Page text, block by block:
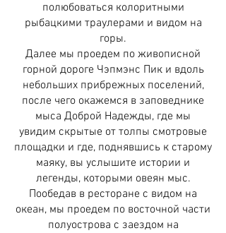
полюбоваться колоритными
рыбацкими траулерами и видом на
горы.
Далее мы проедем по живописной
горной дороге Чэпмэнс Пик и вдоль
небольших прибрежных поселений,
после чего окажемся в заповеднике
мыса Доброй Надежды, где мы
увидим скрытые от толпы смотровые
площадки и где, поднявшись к старому
маяку, вы услышите истории и
легенды, которыми овеян мыс.
Пообедав в ресторане с видом на
океан, мы проедем по восточной части
полуострова с заездом на